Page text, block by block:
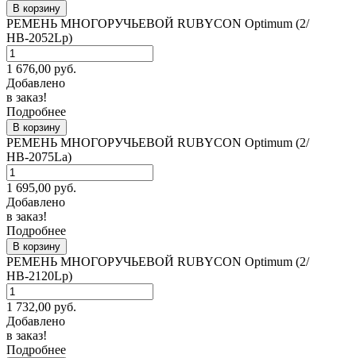
В корзину
РЕМЕНЬ МНОГОРУЧЬЕВОЙ RUBYCON Optimum (2/
НВ-2052Lp)
1 676,00 руб.
Добавлено
в заказ!
Подробнее
В корзину
РЕМЕНЬ МНОГОРУЧЬЕВОЙ RUBYCON Optimum (2/
НВ-2075La)
1 695,00 руб.
Добавлено
в заказ!
Подробнее
В корзину
РЕМЕНЬ МНОГОРУЧЬЕВОЙ RUBYCON Optimum (2/
НВ-2120Lp)
1 732,00 руб.
Добавлено
в заказ!
Подробнее